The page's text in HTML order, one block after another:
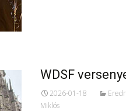
WDSF
2026-01-18
Miklós